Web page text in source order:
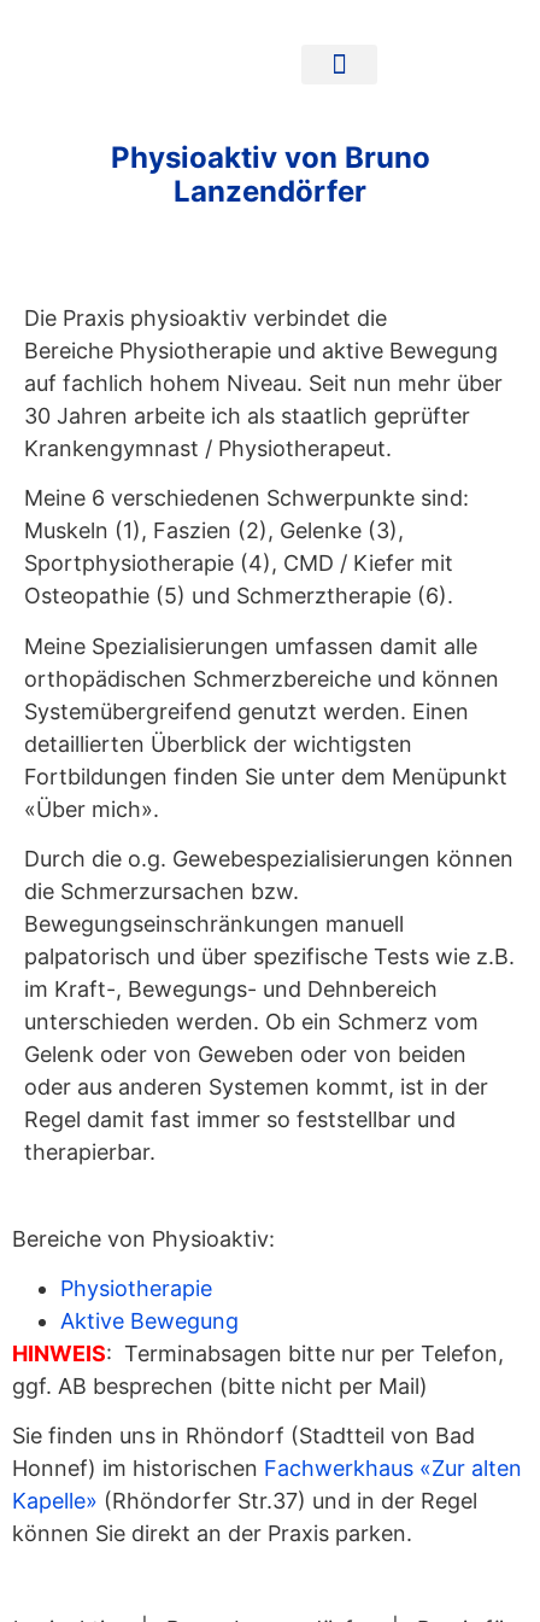
Physioaktiv von Bruno
Lanzendörfer
Die Praxis physioaktiv verbindet die
Bereiche Physiotherapie und aktive Bewegung
auf fachlich hohem Niveau. Seit nun mehr über
30 Jahren arbeite ich als staatlich geprüfter
Krankengymnast / Physiotherapeut.
Meine 6 verschiedenen Schwerpunkte sind:
Muskeln (1), Faszien (2), Gelenke (3),
Sportphysiotherapie (4), CMD / Kiefer mit
Osteopathie (5) und Schmerztherapie (6).
Meine Spezialisierungen umfassen damit alle
orthopädischen Schmerzbereiche und können
Systemübergreifend genutzt werden. Einen
detaillierten Überblick der wichtigsten
Fortbildungen finden Sie unter dem Menüpunkt
«Über mich».
Durch die o.g. Gewebespezialisierungen können
die Schmerzursachen bzw.
Bewegungseinschränkungen manuell
palpatorisch und über spezifische Tests wie z.B.
im Kraft-, Bewegungs- und Dehnbereich
unterschieden werden. Ob ein Schmerz vom
Gelenk oder von Geweben oder von beiden
oder aus anderen Systemen kommt, ist in der
Regel damit fast immer so feststellbar und
therapierbar.
Bereiche von Physioaktiv:
Physiotherapie
Aktive Bewegung
HINWEIS: Terminabsagen bitte nur per Telefon,
ggf. AB besprechen (bitte nicht per Mail)
Sie finden uns in Rhöndorf (Stadtteil von Bad
Honnef) im historischen Fachwerkhaus «Zur alten
Kapelle» (Rhöndorfer Str.37) und in der Regel
können Sie direkt an der Praxis parken.